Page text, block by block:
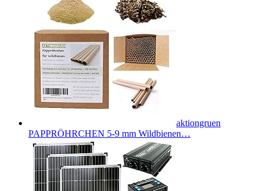
aktiongruen
PAPPRÖHRCHEN 5-9 mm Wildbienen…